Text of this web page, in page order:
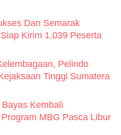
Dan Semarak
Kirim 1.039 Peserta
Pelindo
Tinggi Sumatera
Kembali
MBG Pasca Libur